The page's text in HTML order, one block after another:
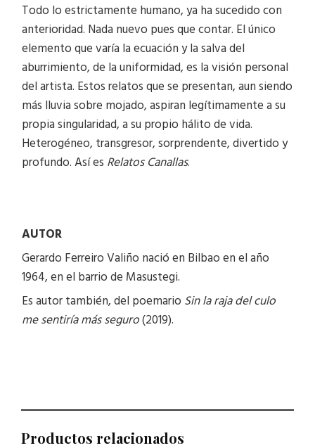
Todo lo estrictamente humano, ya ha sucedido con
anterioridad. Nada nuevo pues que contar. El único
elemento que varía la ecuación y la salva del
aburrimiento, de la uniformidad, es la visión personal
del artista. Estos relatos que se presentan, aun siendo
más lluvia sobre mojado, aspiran legítimamente a su
propia singularidad, a su propio hálito de vida.
Heterogéneo, transgresor, sorprendente, divertido y
profundo. Así es Relatos Canallas.
AUTOR
Gerardo Ferreiro Valiño nació en Bilbao en el año
1964, en el barrio de Masustegi.
Es autor también, del poemario Sin la raja del culo
me sentiría más seguro(2019).
Productos relacionados